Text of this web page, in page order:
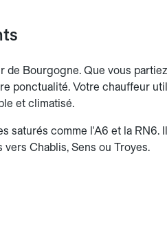
Bourgogne. Que vous
ponctualité. Votre chauffeur
et climatisé.
saturés comme l'A6 et la RN6.
Chablis, Sens ou Troyes.